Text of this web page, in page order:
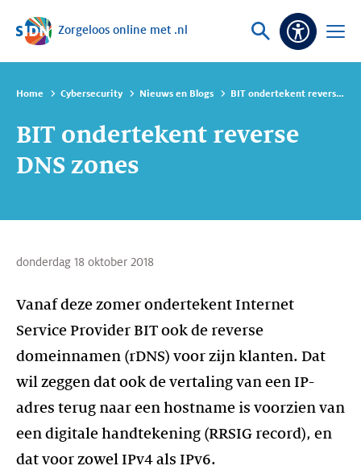
Sla navigatie over
Zorgeloos online met .nl
Vraag
Open
Home Cybersecurity Nieuws en Blogs BIT ondertekent reverse DNS zones
BIT ondertekent reverse
DNS zones
donderdag 18 oktober 2018
Vanaf deze zomer ondertekent Internet
Service Provider BIT ook de reverse
domeinnamen (rDNS) voor zijn klanten. Dat
wil zeggen dat ook de vertaling van een IP-
adres terug naar een hostname is voorzien van
een digitale handtekening (RRSIG record), en
dat voor zowel IPv4 als IPv6.